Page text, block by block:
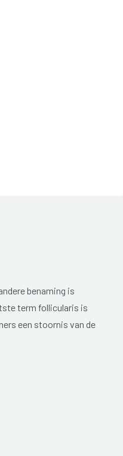
benaming is
term follicularis is
een stoornis van de